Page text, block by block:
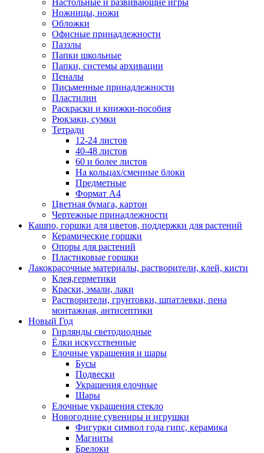
Настольные и развивающие игры
Ножницы, ножи
Обложки
Офисные принадлежности
Паззлы
Папки школьные
Папки, системы архивации
Пеналы
Письменные принадлежности
Пластилин
Раскраски и книжки-пособия
Рюкзаки, сумки
Тетради
12-24 листов
40-48 листов
60 и более листов
На кольцах/сменные блоки
Предметные
Формат А4
Цветная бумага, картон
Чертежные принадлежности
Кашпо, горшки для цветов, поддержки для растений
Керамические горшки
Опоры для растений
Пластиковые горшки
Лакокрасочные материалы, растворители, клей, кисти
Клея,герметики
Краски, эмали, лаки
Растворители, грунтовки, шпатлевки, пена
монтажная, антисептики
Новый Год
Гирлянды светодиодные
Ёлки искусственные
Елочные украшения и шары
Бусы
Подвески
Украшения елочные
Шары
Елочные украшения стекло
Новогодние сувениры и игрушки
Фигурки символ года гипс, керамика
Магниты
Брелоки